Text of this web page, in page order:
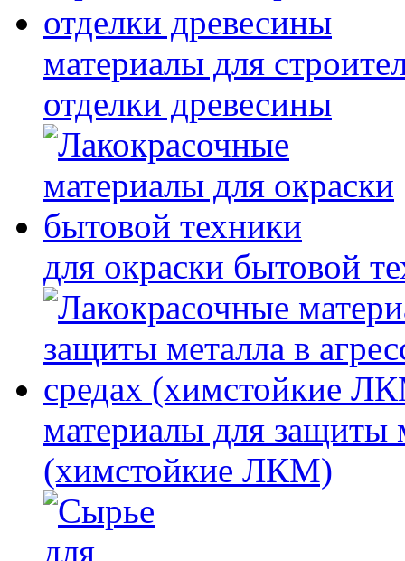
материалы для
отделки древесины
для окраски бытовой
материалы для защиты
(химстойкие ЛКМ)